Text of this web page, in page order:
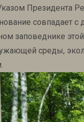
Президента
совпадает
заповеднике
среды,